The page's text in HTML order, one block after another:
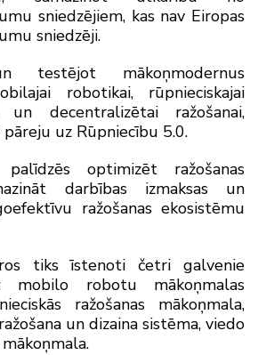
sniedzējiem, kas nav Eiropas
sniedzēji.
testējot mākoņmodernus
robotikai, rūpnieciskajai
un decentralizētai ražošanai,
uz Rūpniecību 5.0.
palīdzēs optimizēt ražošanas
darbības izmaksas un
ražošanas ekosistēmu
tiks īstenoti četri galvenie
mobilo robotu mākoņmalas
ražošanas mākoņmala,
un dizaina sistēma, viedo